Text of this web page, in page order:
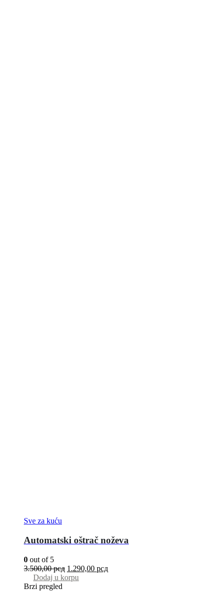
Sve za kuću
Automatski oštrač noževa
0 out of 5
3.500,00рсд 1.290,00 рсд
Dodaj u korpu
Brzi pregled